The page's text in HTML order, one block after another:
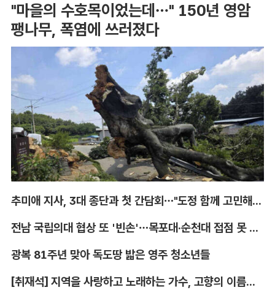
"마을의 수호목이었는데…" 150년 영암
팽나무, 폭염에 쓰러졌다
추미애 지사, 3대 종단과 첫 간담회…"도정 함께 고민해달라"
전남 국립의대 협상 또 '빈손'…목포대·순천대 접점 못 찾아
광복 81주년 맞아 독도땅 밟은 영주 청소년들
[취재석] 지역을 사랑하고 노래하는 가수, 고향의 이름을 남긴다